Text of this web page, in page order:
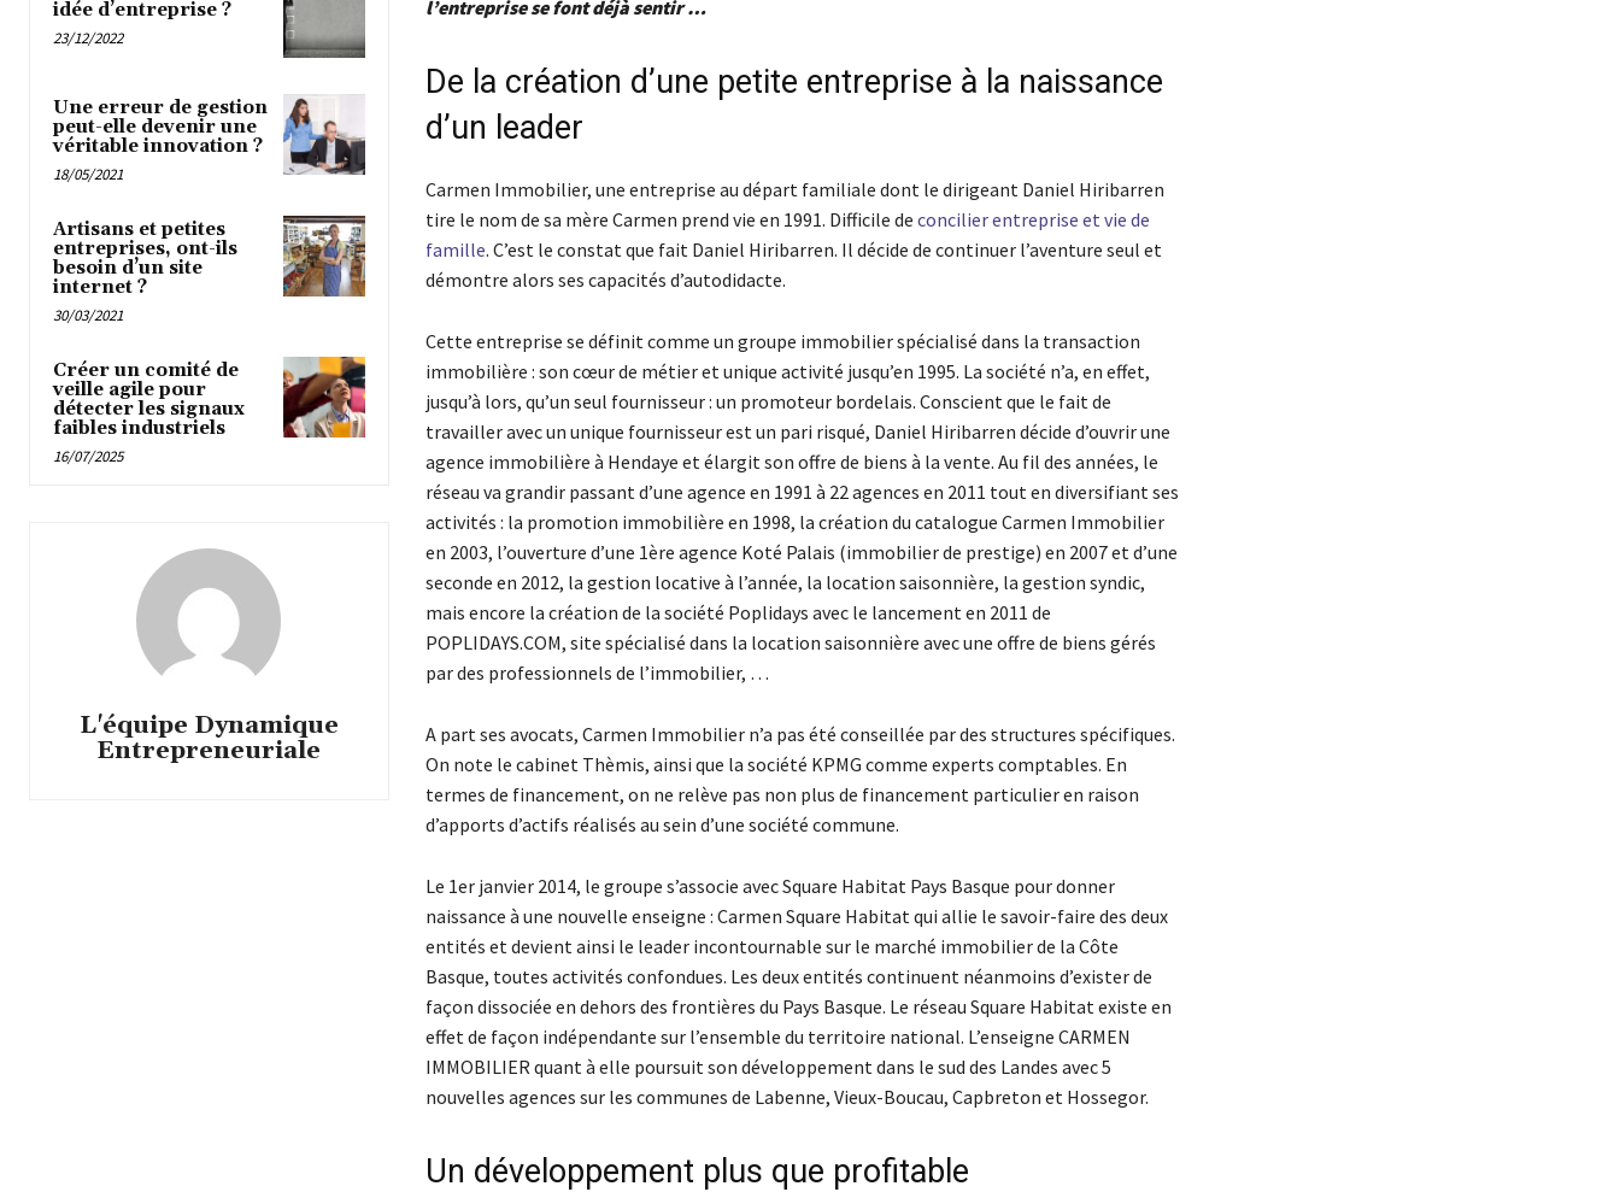
idée d’entreprise ?
23/12/2022
Une erreur de gestion
peut-elle devenir une
véritable innovation ?
18/05/2021
Artisans et petites
entreprises, ont-ils
besoin d’un site
internet ?
30/03/2021
Créer un comité de
veille agile pour
détecter les signaux
faibles industriels
16/07/2025
L'équipe Dynamique
Entrepreneuriale
l’entreprise se font déjà sentir …
De la création d’une petite entreprise à la naissance
d’un leader
Carmen Immobilier, une entreprise au départ familiale dont le dirigeant Daniel Hiribarren
tire le nom de sa mère Carmen prend vie en 1991. Difficile de concilier entreprise et vie de
famille. C’est le constat que fait Daniel Hiribarren. Il décide de continuer l’aventure seul et
démontre alors ses capacités d’autodidacte.
Cette entreprise se définit comme un groupe immobilier spécialisé dans la transaction
immobilière : son cœur de métier et unique activité jusqu’en 1995. La société n’a, en effet,
jusqu’à lors, qu’un seul fournisseur : un promoteur bordelais. Conscient que le fait de
travailler avec un unique fournisseur est un pari risqué, Daniel Hiribarren décide d’ouvrir une
agence immobilière à Hendaye et élargit son offre de biens à la vente. Au fil des années, le
réseau va grandir passant d’une agence en 1991 à 22 agences en 2011 tout en diversifiant ses
activités : la promotion immobilière en 1998, la création du catalogue Carmen Immobilier
en 2003, l’ouverture d’une 1ère agence Koté Palais (immobilier de prestige) en 2007 et d’une
seconde en 2012, la gestion locative à l’année, la location saisonnière, la gestion syndic,
mais encore la création de la société Poplidays avec le lancement en 2011 de
POPLIDAYS.COM, site spécialisé dans la location saisonnière avec une offre de biens gérés
par des professionnels de l’immobilier, …
A part ses avocats, Carmen Immobilier n’a pas été conseillée par des structures spécifiques.
On note le cabinet Thèmis, ainsi que la société KPMG comme experts comptables. En
termes de financement, on ne relève pas non plus de financement particulier en raison
d’apports d’actifs réalisés au sein d’une société commune.
Le 1er janvier 2014, le groupe s’associe avec Square Habitat Pays Basque pour donner
naissance à une nouvelle enseigne : Carmen Square Habitat qui allie le savoir-faire des deux
entités et devient ainsi le leader incontournable sur le marché immobilier de la Côte
Basque, toutes activités confondues. Les deux entités continuent néanmoins d’exister de
façon dissociée en dehors des frontières du Pays Basque. Le réseau Square Habitat existe en
effet de façon indépendante sur l’ensemble du territoire national. L’enseigne CARMEN
IMMOBILIER quant à elle poursuit son développement dans le sud des Landes avec 5
nouvelles agences sur les communes de Labenne, Vieux-Boucau, Capbreton et Hossegor.
Un développement plus que profitable